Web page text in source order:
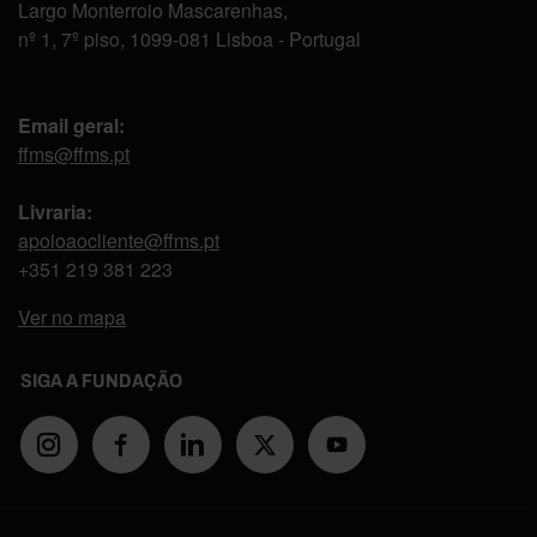
Largo Monterroio Mascarenhas,
nº 1, 7º piso, 1099-081 Lisboa - Portugal
Email geral:
ffms@ffms.pt
Livraria:
apoioaocliente@ffms.pt
+351 219 381 223
Ver no mapa
SIGA A FUNDAÇÃO